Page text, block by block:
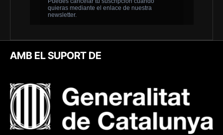
AMB EL SUPORT DE